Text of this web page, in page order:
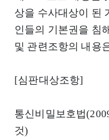
상을 수사대상이 된
인들의 기본권을 침
및 관련조항의 내용
[심판대상조항]
통신비밀보호법
것)